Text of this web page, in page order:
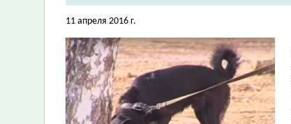
11 апреля 2016 г.